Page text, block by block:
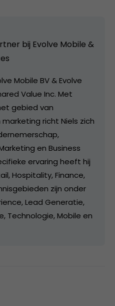
bij Evolve Mobile &
Mobile BV & Evolve
Value Inc. Met
gebied van
richt Niels zich
en Business
ervaring heeft hij
Hospitality, Finance,
zijn onder
Lead Generatie,
Technologie, Mobile en